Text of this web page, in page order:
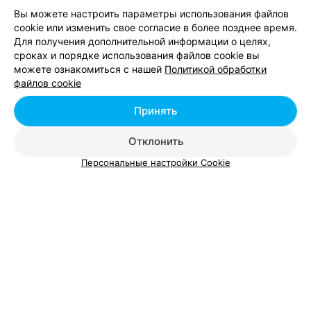
Добавить компанию
Добавить специалиста
Вы можете настроить параметры использования файлов
cookie или изменить свое согласие в более позднее время.
Для получения дополнительной информации о целях,
сроках и порядке использования файлов cookie вы
можете ознакомиться с нашей Политикой обработки
файлов cookie
Отклонить
Принять
Персональные настройки Cookie